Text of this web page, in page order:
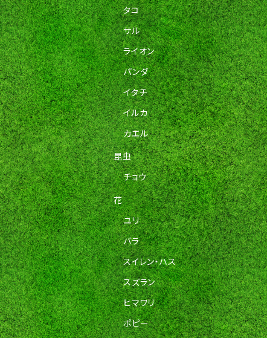
タコ
サル
ライオン
パンダ
イタチ
イルカ
カエル
昆虫
チョウ
花
ユリ
バラ
スイレン・ハス
スズラン
ヒマワリ
ポピー